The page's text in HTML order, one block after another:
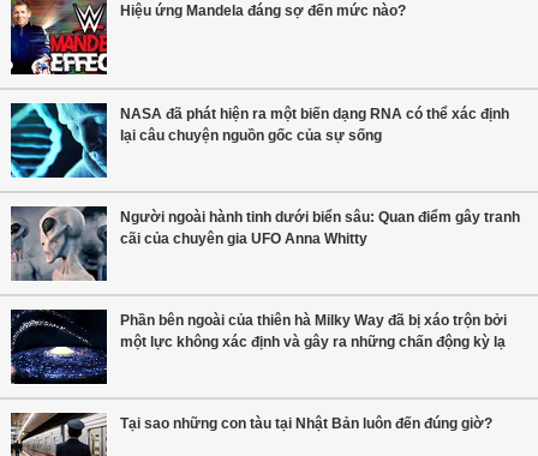
Hiệu ứng Mandela đáng sợ đến mức nào?
NASA đã phát hiện ra một biến dạng RNA có thể xác định
lại câu chuyện nguồn gốc của sự sống
Người ngoài hành tinh dưới biển sâu: Quan điểm gây tranh
cãi của chuyên gia UFO Anna Whitty
Phần bên ngoài của thiên hà Milky Way đã bị xáo trộn bởi
một lực không xác định và gây ra những chấn động kỳ lạ
Tại sao những con tàu tại Nhật Bản luôn đến đúng giờ?